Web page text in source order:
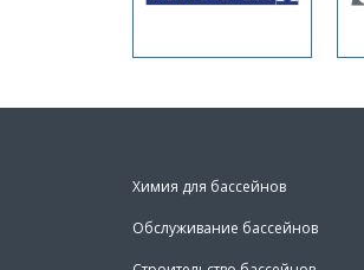
Химия для бассейнов
Обслуживание бассейнов